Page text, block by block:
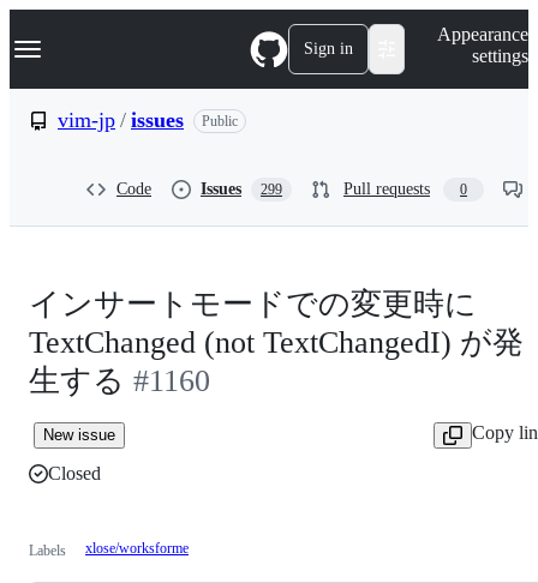
k
p
Navigation Menu Sign in
Appearance
settings
vim-jp / issues Public
Code Issues 299 Pull requests 0
インサートモードでの変更時に
TextChanged (not TextChangedI) が発
生する #1160
New issue
Copy
Closed
Labels xlose/worksforme